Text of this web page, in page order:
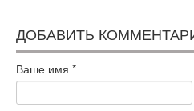
ДОБАВИТЬ
Ваше имя *